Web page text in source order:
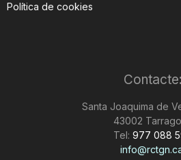
Política de cookies
Contacte:
Santa Joaquima de
43002
Tel: 977 088